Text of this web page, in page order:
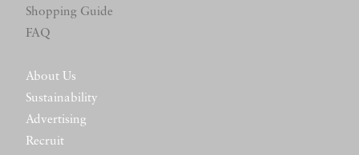
Shopping Guide
FAQ
About Us
Sustainability
Advertising
Recruit